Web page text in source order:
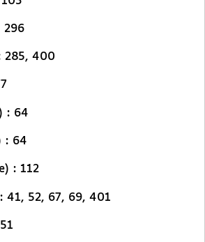
296
285, 400
: 64
: 64
: 112
41, 52, 67, 69, 401